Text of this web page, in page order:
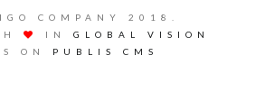
COMPANY 2018.
IN GLOBAL VISION
ON PUBLIS CMS